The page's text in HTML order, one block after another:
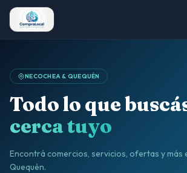
NECOCHEA & QUEQUÉN
Todo lo que
cerca tuyo
Encontrá comercios, servicios, ofertas y más
Quequén.